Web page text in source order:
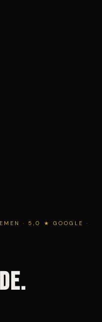
· 5,0 ★ GOOGLE ·